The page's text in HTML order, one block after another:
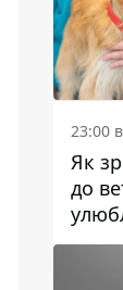
23:00
Як
до